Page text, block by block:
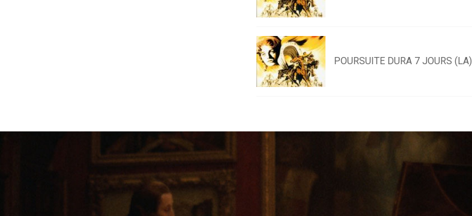
POURSUITE DURA 7 JOURS (LA)